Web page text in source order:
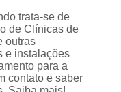
Capilar nas Entradas
Capilar para Entradas
Cabelo
trata-se de
de Clínicas de
outras
e instalações
para a
contato e saber